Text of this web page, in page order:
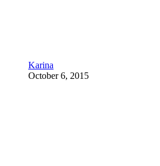
Karina
October 6, 2015